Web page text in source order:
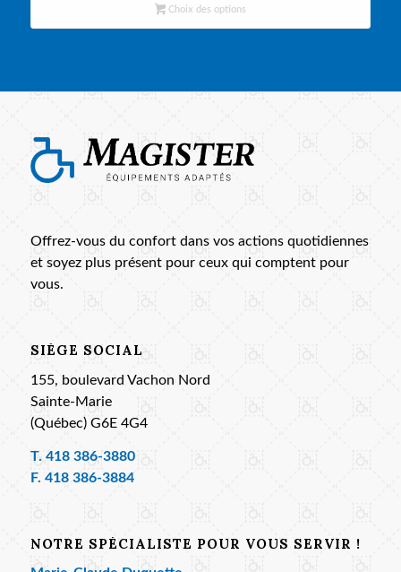
$595.00
à
Choix des options
Offrez-vous du confort dans vos actions quotidiennes
et soyez plus présent pour ceux qui comptent pour
vous.
SIÈGE SOCIAL
155, boulevard Vachon Nord
Sainte-Marie
(Québec) G6E 4G4
T. 418 386-3880
F. 418 386-3884
NOTRE SPÉCIALISTE POUR VOUS SERVIR !